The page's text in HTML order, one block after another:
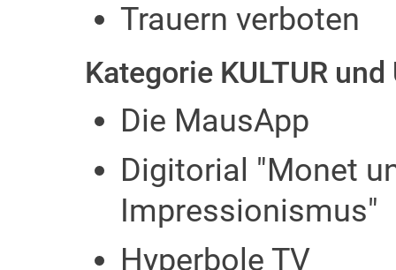
Trauern verboten
Kategorie KULTUR und
Die MausApp
Digitorial "Monet
Impressionismus"
Hyperbole TV